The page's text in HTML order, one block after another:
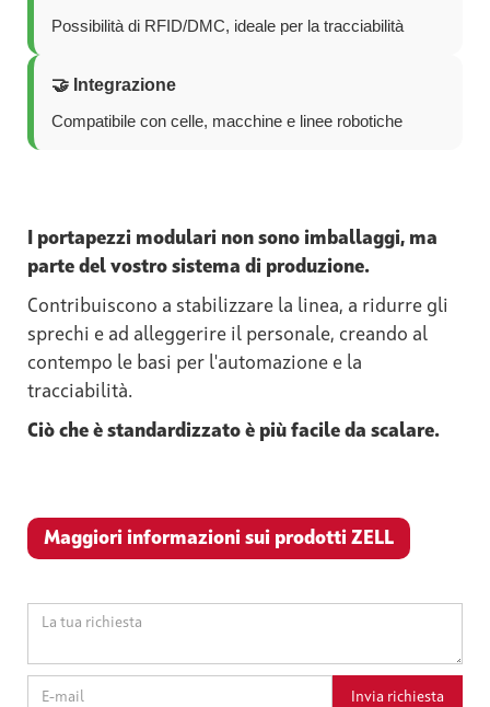
Possibilità di RFID/DMC, ideale per la tracciabilità
🤝 Integrazione
Compatibile con celle, macchine e linee robotiche
I portapezzi modulari non sono imballaggi, ma
parte del vostro sistema di produzione.
Contribuiscono a stabilizzare la linea, a ridurre gli
sprechi e ad alleggerire il personale, creando al
contempo le basi per l'automazione e la
tracciabilità.
Ciò che è standardizzato è più facile da scalare.
Maggiori informazioni sui prodotti ZELL